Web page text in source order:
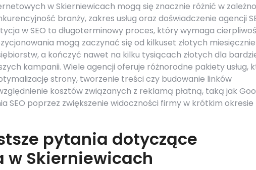
w Skierniewicach mogą się znacznie różnić w
branży, zakres usług oraz doświadczenie agencji
w SEO to długoterminowy proces, który wymaga
mogą zaczynać się od kilkuset złotych
a kończyć nawet na kilku tysiącach złotych dla
kampanii. Wiele agencji oferuje różnorodne pakiety usług,
strony, tworzenie treści czy budowanie linków
kosztów związanych z reklamą płatną, taką jak
SEO poprzez zwiększenie widoczności firmy w krótkim okresie
pytania dotyczące
w Skierniewicach